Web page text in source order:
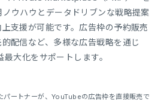
ウハウとデータドリブンな戦略提案
支援が可能です。広告枠の予約販売
配信など、多様な広告戦略を通じ
大化をサポートします。
ートナーが、YouTubeの広告枠を直接販売で